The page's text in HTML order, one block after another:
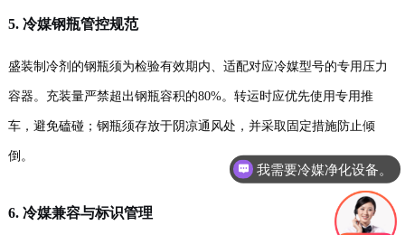
5. 冷媒钢瓶管控规范
盛装制冷剂的钢瓶须为检验有效期内、适配对应冷媒型号的专用压力
容器。充装量严禁超出钢瓶容积的80%。转运时应优先使用专用推
车，避免磕碰；钢瓶须存放于阴凉通风处，并采取固定措施防止倾
倒。
6. 冷媒兼容与标识管理
我需要冷媒净化设备。